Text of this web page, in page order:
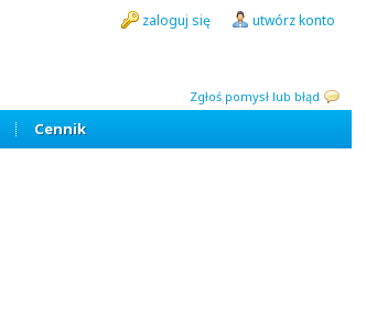
Zgłoś pomysł lub błąd
zaloguj się utwórz konto
Cennik